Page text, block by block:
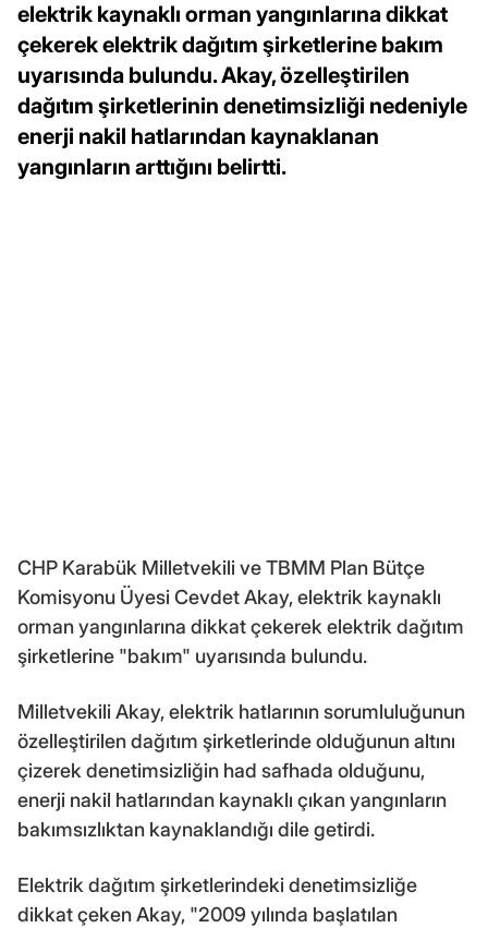
elektrik kaynaklı orman yangınlarına dikkat
çekerek elektrik dağıtım şirketlerine bakım
uyarısında bulundu. Akay, özelleştirilen
dağıtım şirketlerinin denetimsizliği nedeniyle
enerji nakil hatlarından kaynaklanan
yangınların arttığını belirtti.
CHP Karabük Milletvekili ve TBMM Plan Bütçe
Komisyonu Üyesi Cevdet Akay, elektrik kaynaklı
orman yangınlarına dikkat çekerek elektrik dağıtım
şirketlerine "bakım" uyarısında bulundu.
Milletvekili Akay, elektrik hatlarının sorumluluğunun
özelleştirilen dağıtım şirketlerinde olduğunun altını
çizerek denetimsizliğin had safhada olduğunu,
enerji nakil hatlarından kaynaklı çıkan yangınların
bakımsızlıktan kaynaklandığı dile getirdi.
Elektrik dağıtım şirketlerindeki denetimsizliğe
dikkat çeken Akay, "2009 yılında başlatılan